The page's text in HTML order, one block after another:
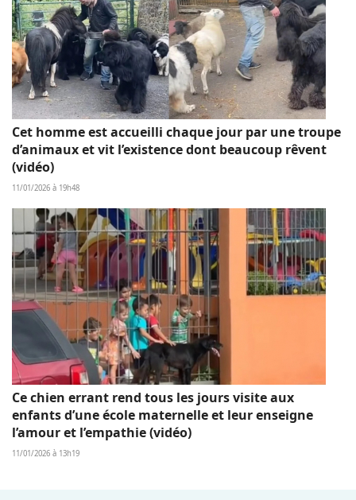
Cet homme est accueilli chaque jour par une troupe
d’animaux et vit l’existence dont beaucoup rêvent
(vidéo)
11/01/2026 à 19h48
Ce chien errant rend tous les jours visite aux
enfants d’une école maternelle et leur enseigne
l’amour et l’empathie (vidéo)
11/01/2026 à 13h19